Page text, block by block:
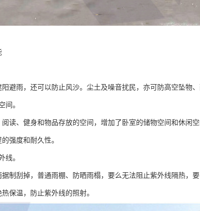
避雨，还可以防止风沙。尘土及噪音扰民，亦可防高空坠物
间。
读、健身和物品存放的空间，增加了卧室的储物空间和休闲
强度和耐久性。
线。
制刮掉，普通雨棚、防晒雨榻，要么无法阻止紫外线隔热，
保温，防止紫外线的照射。